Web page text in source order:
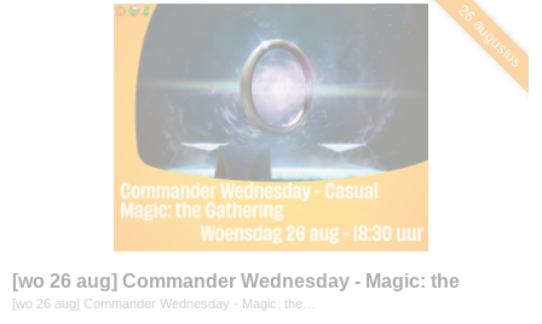
26 augustus
[wo 26 aug] Commander Wednesday - Magic: the
Gathering
[wo 26 aug] Commander Wednesday - Magic: the…